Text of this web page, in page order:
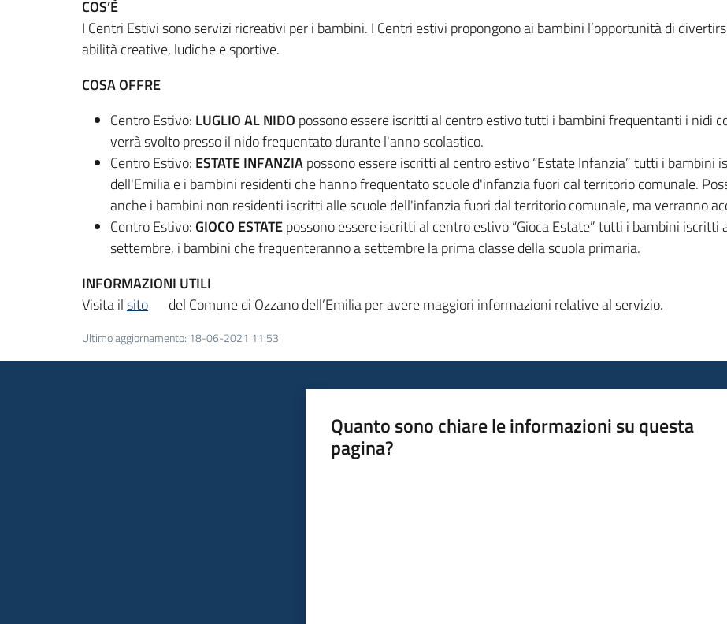
COS’È
I Centri Estivi sono servizi ricreativi per i bambini. I Centri estivi propongono ai bambini l’opportunità di
abilità creative, ludiche e sportive.
COSA OFFRE
Centro Estivo: LUGLIO AL NIDO possono essere iscritti al centro estivo tutti i bambini frequentanti i nidi
verrà svolto presso il nido frequentato durante l'anno scolastico.
Centro Estivo: ESTATE INFANZIApossono essere iscritti al centro estivo “Estate Infanzia” tutti i bambini
dell'Emilia e i bambini residenti che hanno frequentato scuole d'infanzia fuori dal territorio comunale.
anche i bambini non residenti iscritti alle scuole dell'infanzia fuori dal territorio comunale, ma verranno
Centro Estivo: GIOCO ESTATEpossono essere iscritti al centro estivo “Gioca Estate” tutti i bambini iscritti
settembre, i bambini che frequenteranno a settembre la prima classe della scuola primaria.
INFORMAZIONI UTILI
Visita ilsito del Comune di Ozzano dell’Emilia per avere maggiori informazioni relative al servizio.
Ultimo aggiornamento: 18-06-2021 11:53
Quanto sono chiare le informazioni su questa
pagina?